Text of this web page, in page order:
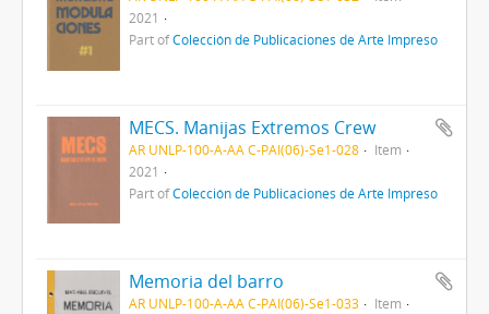
2021
Part ofColección de Publicaciones de Arte Impreso
MECS. Manijas Extremos Crew
AR UNLP-100-A-AA C-PAI(06)-Se1-028
Item
2021
Part ofColección de Publicaciones de Arte Impreso
Memoria del barro
AR UNLP-100-A-AA C-PAI(06)-Se1-033
Item